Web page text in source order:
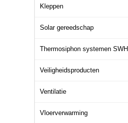
Kleppen
Solar gereedschap
Thermosiphon systemen SWH
Veiligheidsproducten
Ventilatie
Vloerverwarming